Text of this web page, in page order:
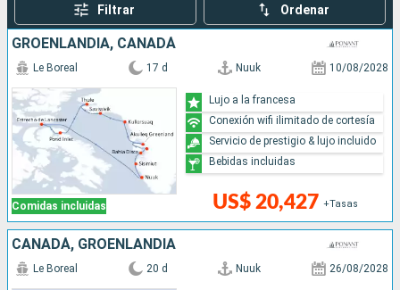
Filtrar Ordenar
GROENLANDIA, CANADÁ
Comidas incluidas
Le Boreal 17 d Nuuk 10/08/2028
US$ 20,427 +Tasas
Lujo a la francesa
Conexión wifi ilimitado de cortesía
Servicio de prestigio & lujo incluido
Bebidas incluidas
CANADÁ, GROENLANDIA
Le Boreal 20 d Nuuk 26/08/2028